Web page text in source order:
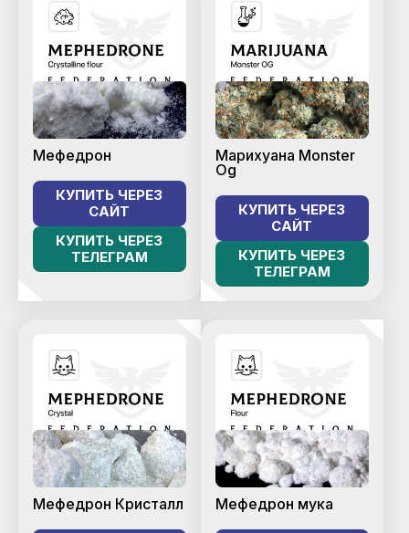
Мефедрон
КУПИТЬ ЧЕРЕЗ
САЙТ
КУПИТЬ ЧЕРЕЗ
ТЕЛЕГРАМ
Марихуана Monster
Og
КУПИТЬ ЧЕРЕЗ
САЙТ
КУПИТЬ ЧЕРЕЗ
ТЕЛЕГРАМ
Мефедрон Кристалл Мефедрон мука